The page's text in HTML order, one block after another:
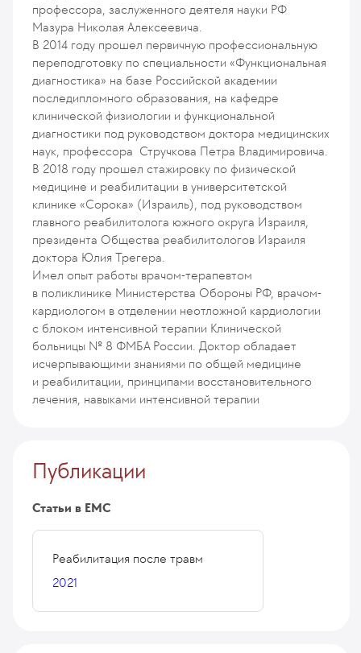
профессора, заслуженного деятеля науки РФ
Мазура Николая Алексеевича.
В 2014 году прошел первичную профессиональную
переподготовку по специальности «Функциональная
диагностика» на базе Российской академии
последипломного образования, на кафедре
клинической физиологии и функциональной
диагностики под руководством доктора медицинских
наук, профессора Стручкова Петра Владимировича.
В 2018 году прошел стажировку по физической
медицине и реабилитации в университетской
клинике «Сорока» (Израиль), под руководством
главного реабилитолога южного округа Израиля,
президента Общества реабилитологов Израиля
доктора Юлия Трегера.
Имел опыт работы врачом-терапевтом
в поликлинике Министерства Обороны РФ, врачом-
кардиологом в отделении неотложной кардиологии
с блоком интенсивной терапии Клинической
больницы № 8 ФМБА России. Доктор обладает
исчерпывающими знаниями по общей медицине
и реабилитации, принципами восстановительного
лечения, навыками интенсивной терапии
Публикации
Статьи в ЕМС
Реабилитация после травм
2021